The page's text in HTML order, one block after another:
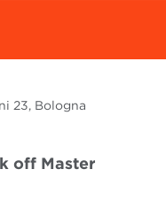
23, Bologna
off Master